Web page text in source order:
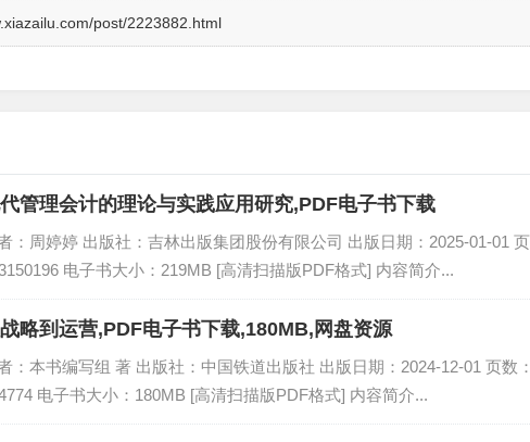
post/2223882.html
管理会计的理论与实践应用研究,PDF电子书下载
：周婷婷 出版社：吉林出版集团股份有限公司 出版日期：2025-01-01
电子书大小：219MB [高清扫描版PDF格式] 内容简介...
略到运营,PDF电子书下载,180MB,网盘资源
：本书编写组 著 出版社：中国铁道出版社 出版日期：2024-12-01 页数
电子书大小：180MB [高清扫描版PDF格式] 内容简介...